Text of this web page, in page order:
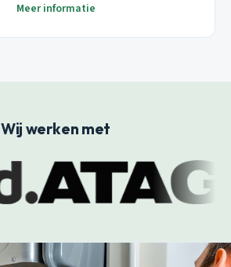
Meer informatie
Wij werken met